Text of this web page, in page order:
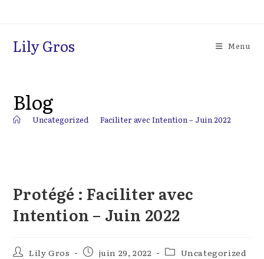
Lily Gros Menu
Blog
Uncategorized Faciliter avec Intention – Juin 2022
Protégé : Faciliter avec
Intention – Juin 2022
Auteur/autrice
Lily Gros
Publication
juin 29, 2022
PostUncategorized